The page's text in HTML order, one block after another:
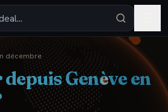
décembre
depuisGenèveen